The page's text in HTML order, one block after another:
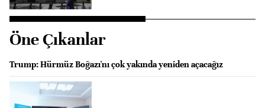
Öne Çıkanlar
Trump: Hürmüz Boğazı'nı çok yakında yeniden açacağız